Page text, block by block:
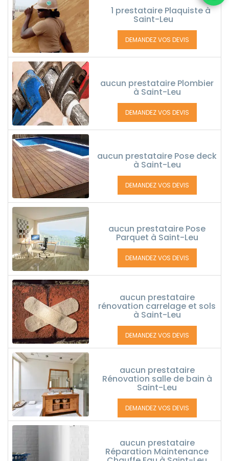
1 prestataire Plaquiste à
Saint-Leu
DEMANDEZ VOS DEVIS
aucun prestataire Plombier
à Saint-Leu
DEMANDEZ VOS DEVIS
aucun prestataire Pose deck
à Saint-Leu
DEMANDEZ VOS DEVIS
aucun prestataire Pose
Parquet à Saint-Leu
DEMANDEZ VOS DEVIS
aucun prestataire
rénovation carrelage et sols
à Saint-Leu
DEMANDEZ VOS DEVIS
aucun prestataire
Rénovation salle de bain à
Saint-Leu
DEMANDEZ VOS DEVIS
aucun prestataire
Réparation Maintenance